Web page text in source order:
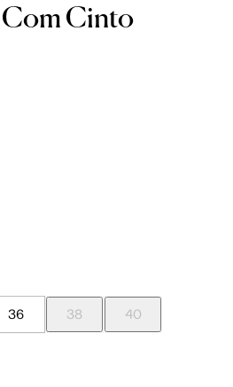
Com Cinto
36 38 40